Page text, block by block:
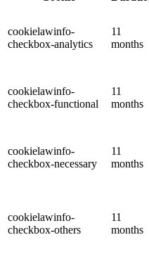
cookielawinfo-
checkbox-analytics
11
months
cookielawinfo-
checkbox-functional
11
months
cookielawinfo-
checkbox-necessary
11
months
cookielawinfo-
checkbox-others
11
months